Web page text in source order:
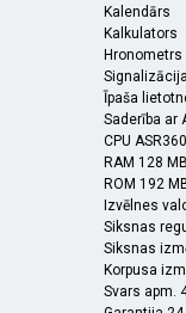
Kalendārs
Kalkulators
Hronometrs
Signalizācija
Īpaša
Saderība ar
CPU
RAM 128 MB
ROM 192
Izvēlnes
Siksnas
Siksnas
Korpusa
Svars apm.